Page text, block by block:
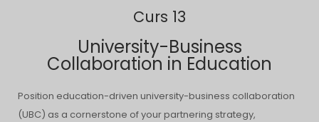
Curs 13
University-Business
Collaboration in Education
Position education-driven university-business collaboration
(UBC) as a cornerstone of your partnering strategy,